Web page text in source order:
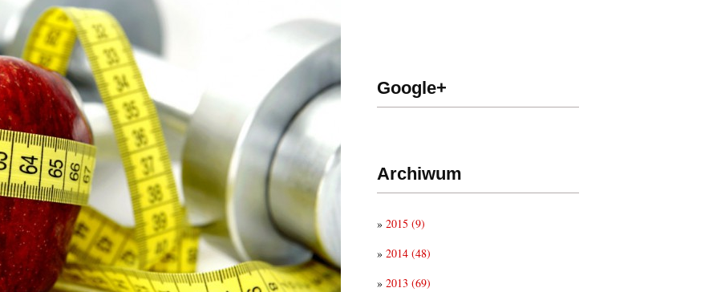
Google+
Archiwum
» 2015 (9)
» 2014 (48)
» 2013 (69)